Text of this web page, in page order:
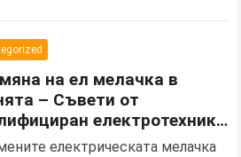
на ел мелачка в
– Съвети от
електротехник
електро монтаж
електрическата мелачка